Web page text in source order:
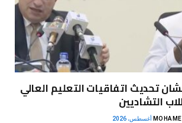
تحديث اتفاقيات التعليم العالي
التشاديين